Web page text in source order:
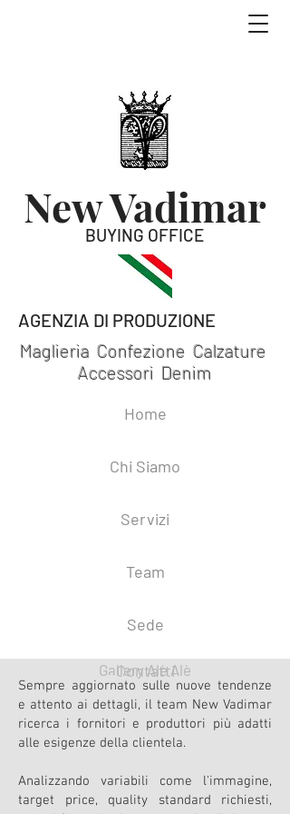
New Vadimar
BUYING OFFICE
AGENZIA DI PRODUZIONE
Maglieria Confezione Calzature
Accessori Denim
Home
Chi Siamo
Servizi
Team
Sede
Gallery Alè Alè
Contatti
Ricerca
Sempre aggiornato sulle nuove tendenze
e attento ai dettagli, il team New Vadimar
ricerca i fornitori e produttori più adatti
alle esigenze della clientela.
Analizzando variabili come l'immagine,
target price, quality standard richiesti,